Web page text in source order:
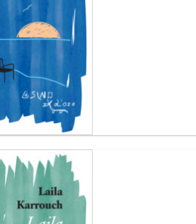
Aggiungi
alla lista
dei
desideri